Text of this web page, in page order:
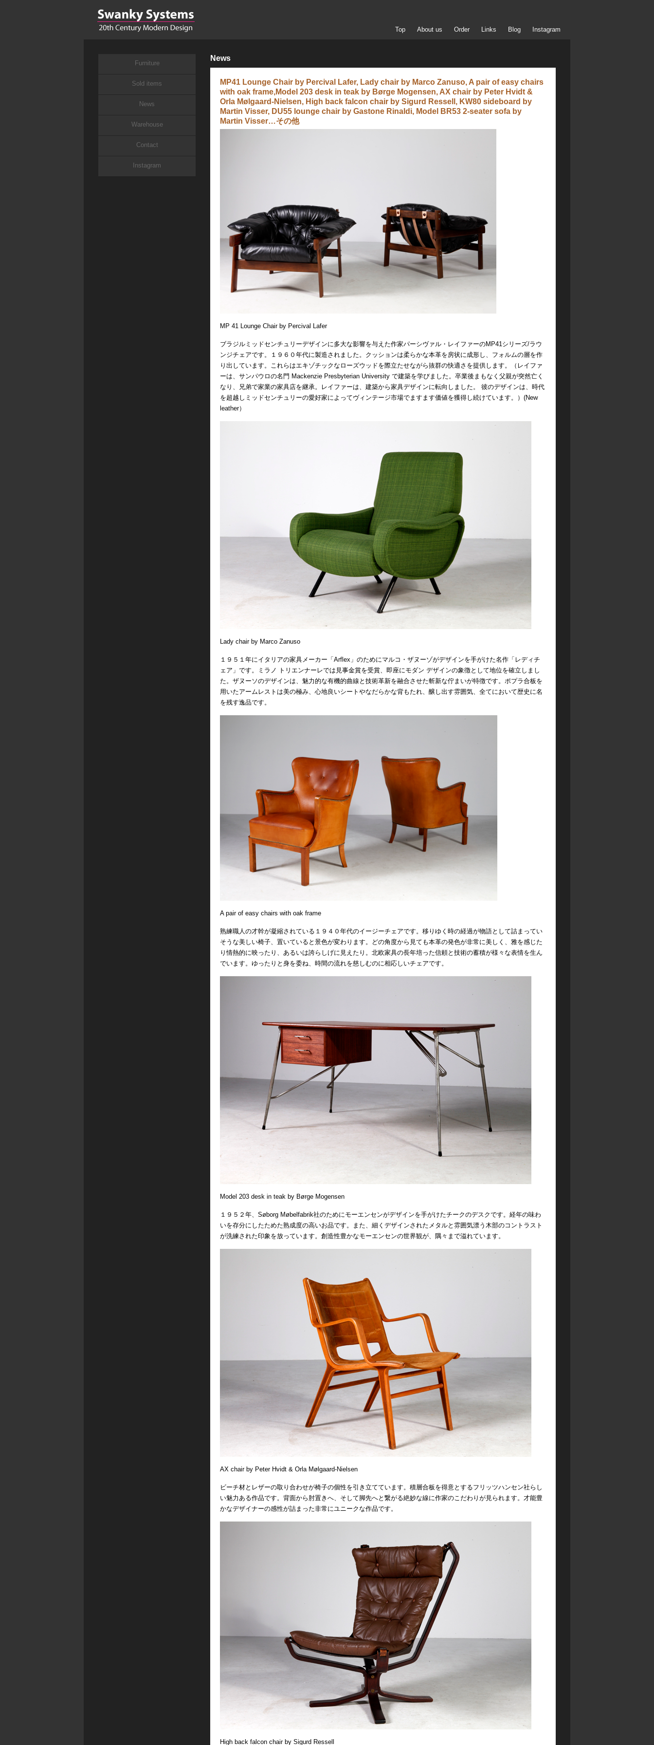
Top About us Order Links Blog Instagram
News
MP41 Lounge Chair by Percival Lafer, Lady chair by Marco Zanuso, A pair of easy chairs
with oak frame,Model 203 desk in teak by Børge Mogensen, AX chair by Peter Hvidt &
Orla Mølgaard-Nielsen, High back falcon chair by Sigurd Ressell, KW80 sideboard by
Martin Visser, DU55 lounge chair by Gastone Rinaldi, Model BR53 2-seater sofa by
Martin Visser…その他
MP 41 Lounge Chair by Percival Lafer
ブラジルミッドセンチュリーデザインに多大な影響を与えた作家パーシヴァル・レイファーのMP41シリーズ/ラウ
ンジチェアです。１９６０年代に製造されました。クッションは柔らかな本革を房状に成形し、フォルムの層を作
り出しています。これらはエキゾチックなローズウッドを際立たせながら抜群の快適さを提供します。（ レイファ
ーは、 サンパウロの名門 Mackenzie Presbyterian University で建築を学びました。卒業後まもなく父親が突然亡く
なり、兄弟で家業の家具店を継承。レイファーは、建築から家具デザインに転向しました。
彼のデザインは、時代
を超越しミッドセンチュリーの愛好家によってヴィンテージ市場でますます価値を獲得し続けています。）(New
leather）
Lady chair by Marco Zanuso
１９５１年にイタリアの家具メーカー「Arflex」のためにマルコ・ザヌーゾがデザインを手がけた名作「レディチ
ェア」です。ミラノ トリエンナーレでは見事金賞を受賞、即座にモダン デザインの象徴として地位を確立しまし
た。ザヌーソのデザインは、魅力的な有機的曲線と技術革新を融合させた斬新な佇まいが特徴です。ポプラ合板を
用いたアームレストは美の極み、心地良いシートやなだらかな背もたれ、醸し出す雰囲気、全てにおいて歴史に名
を残す逸品です。
A pair of easy chairs with oak frame
熟練職人の才幹が凝縮されている１９４０年代のイージーチェアです。移りゆく時の経過が物語として詰まってい
そうな美しい椅子、置いていると景色が変わります。どの角度から見ても本革の発色が非常に美しく、雅を感じた
り情熱的に映ったり、あるいは誇らしげに見えたり。北欧家具の長年培った信頼と技術の蓄積が様々な表情を生ん
でいます。ゆったりと身を委ね、時間の流れを慈しむのに相応しいチェアです。
Model 203 desk in teak by Børge Mogensen
１９５２年、Søborg Møbelfabrik社のためにモーエンセンがデザインを手がけたチークのデスクです。経年の味わ
いを存分にしたためた熟成度の高いお品です。また、細くデザインされたメタルと雰囲気漂う木部のコントラスト
が洗練された印象を放っています。創造性豊かなモーエンセンの世界観が、隅々まで溢れています。
AX chair by Peter Hvidt & Orla Mølgaard-Nielsen
ビーチ材とレザーの取り合わせが椅子の個性を引き立てています。積層合板を得意とするフリッツハンセン社らし
い魅力ある作品です。背面から肘置きへ、そして脚先へと繋がる絶妙な線に作家のこだわりが見られます。才能豊
かなデザイナーの感性が詰まった非常にユニークな作品です。
High back falcon chair by Sigurd Ressell
Furniture
Sold items
News
Warehouse
Contact
Instagram